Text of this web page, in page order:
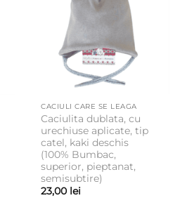
CACIULI CARE SE LEAGA
Caciulita dublata, cu
urechiuse aplicate, tip
catel, kaki deschis
(100% Bumbac,
superior, pieptanat,
semisubtire)
23,00 lei